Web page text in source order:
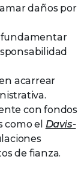
daños por
fundamentar
acarrear
con fondos
el Davis-
de fianza.